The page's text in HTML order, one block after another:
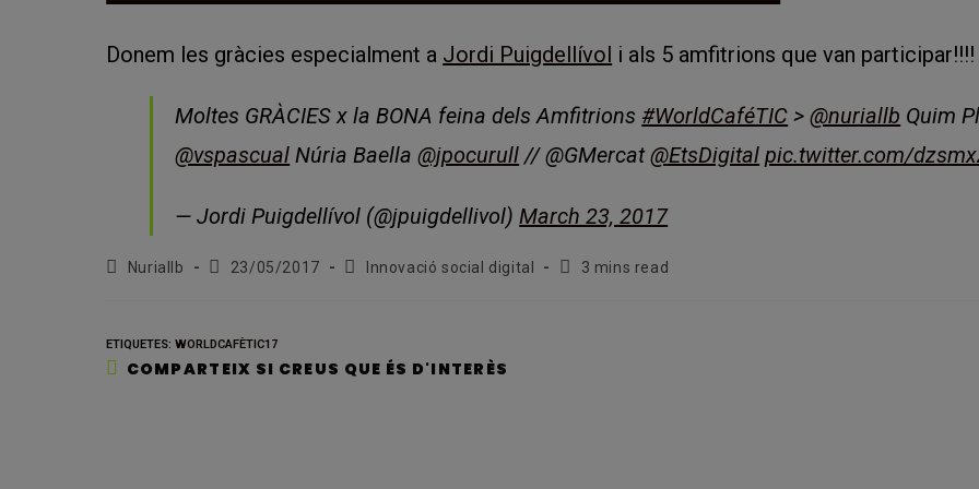
Donem les gràcies especialment a Jordi Puigdellívol i als 5 amfitrions que van participar!!!!
Moltes GRÀCIES x la BONA feina dels Amfitrions #WorldCaféTIC >@nuriallb Quim
@vspascual Núria Baella@jpocurull // @GMercat@EtsDigital pic.twitter.com/
— Jordi Puigdellívol (@jpuigdellivol)March 23, 2017
AutorNuriallb
Entrada
23/05/2017
Categoria
Innovació social digital
Temps
3 mins read
ETIQUETES:WORLDCAFÈTIC17
COMPARTEIX SI CREUS QUE ÉS D'INTERÈS